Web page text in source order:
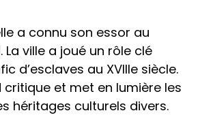
a connu son essor au
ville a joué un rôle clé
d’esclaves au XVIIIe siècle.
et met en lumière les
héritages culturels divers.